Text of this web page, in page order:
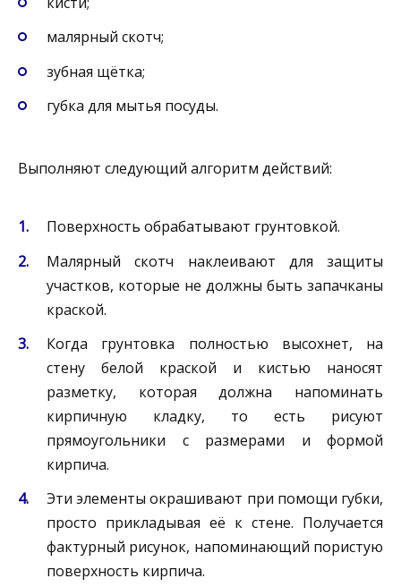
малярный скотч;
зубная щётка;
губка для мытья посуды.
Выполняют следующий алгоритм действий:
Поверхность обрабатывают грунтовкой.
Малярный скотч наклеивают для защиты
участков, которые не должны быть запачканы
краской.
Когда грунтовка полностью высохнет, на
стену белой краской и кистью наносят
разметку, которая должна напоминать
кирпичную кладку, то есть рисуют
прямоугольники с размерами и формой
кирпича.
Эти элементы окрашивают при помощи губки,
просто прикладывая её к стене. Получается
фактурный рисунок, напоминающий пористую
поверхность кирпича.